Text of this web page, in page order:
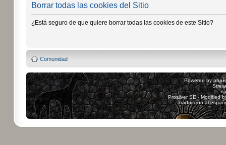
Borrar todas las cookies del Sitio
¿Está seguro de que quiere borrar todas las cookies de este Sitio?
Comunidad
Powered by
Prosilver SE - Modified
Traducción al